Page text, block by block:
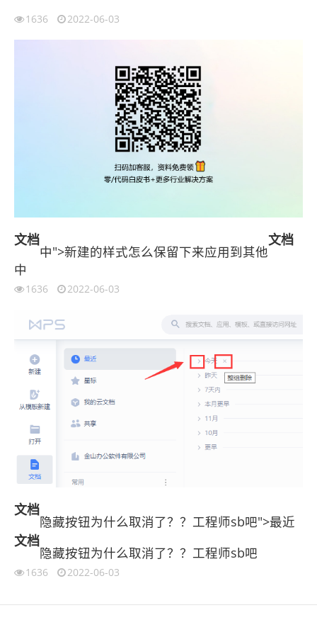
1636 2022-06-03
文档
中">新建的样式怎么保留下来应用到其他
文档
中
1636 2022-06-03
文档
隐藏按钮为什么取消了？？工程师sb吧">最近
文档
隐藏按钮为什么取消了？？工程师sb吧
1636 2022-06-03